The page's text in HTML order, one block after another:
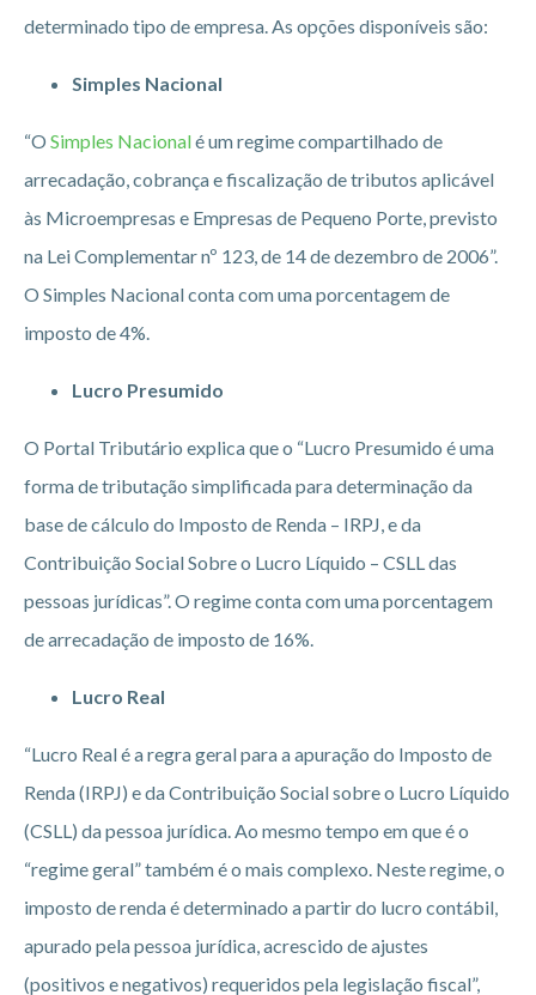
determinado tipo de empresa. As opções disponíveis são:
Simples Nacional
“O Simples Nacionalé um regime compartilhado de
arrecadação, cobrança e fiscalização de tributos aplicável
às Microempresas e Empresas de Pequeno Porte, previsto
na Lei Complementar nº 123, de 14 de dezembro de 2006”.
O Simples Nacional conta com uma porcentagem de
imposto de 4%.
Lucro Presumido
O Portal Tributário explica que o “Lucro Presumido é uma
forma de tributação simplificada para determinação da
base de cálculo do Imposto de Renda – IRPJ, e da
Contribuição Social Sobre o Lucro Líquido – CSLL das
pessoas jurídicas”. O regime conta com uma porcentagem
de arrecadação de imposto de 16%.
Lucro Real
“Lucro Real é a regra geral para a apuração do Imposto de
Renda (IRPJ) e da Contribuição Social sobre o Lucro Líquido
(CSLL) da pessoa jurídica. Ao mesmo tempo em que é o
“regime geral” também é o mais complexo. Neste regime, o
imposto de renda é determinado a partir do lucro contábil,
apurado pela pessoa jurídica, acrescido de ajustes
(positivos e negativos) requeridos pela legislação fiscal”,